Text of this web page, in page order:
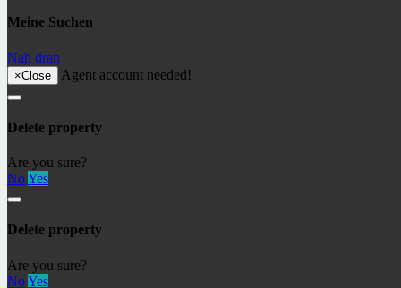
Meine Suchen
Nah dran
×Close Agent account needed!
Delete property
Are you sure?
NoYes
Delete property
Are you sure?
NoYes
233000€
170€Wohnungen
Alexander I.